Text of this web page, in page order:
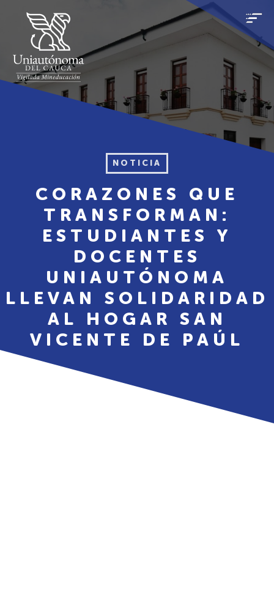
NOTICIA
CORAZONES QUE
TRANSFORMAN:
ESTUDIANTES Y
DOCENTES
UNIAUTÓNOMA
LLEVAN SOLIDARIDAD
AL HOGAR SAN
VICENTE DE PAÚL